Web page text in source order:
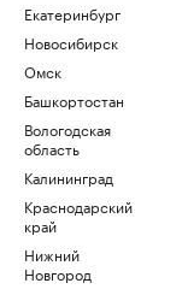
Екатеринбург
Новосибирск
Омск
Башкортостан
Вологодская
область
Калининград
Краснодарский
край
Нижний
Новгород